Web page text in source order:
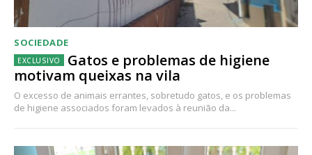
SOCIEDADE
Gatos e problemas de higiene
motivam queixas na vila
O excesso de animais errantes, sobretudo gatos, e os problemas
de higiene associados foram levados à reunião da...